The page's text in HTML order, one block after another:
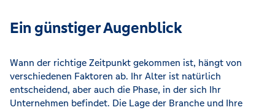
Ein günstiger Augenblick
Wann der richtige Zeitpunkt gekommen ist, hängt von
verschiedenen Faktoren ab. Ihr Alter ist natürlich
entscheidend, aber auch die Phase, in der sich Ihr
Unternehmen befindet. Die Lage der Branche und Ihre